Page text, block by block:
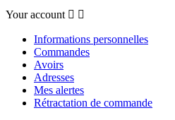
Your account  
Informations personnelles
Commandes
Avoirs
Adresses
Mes alertes
Rétractation de commande